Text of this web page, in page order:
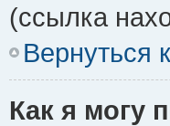
(ссылка
Вернуться
Как я могу